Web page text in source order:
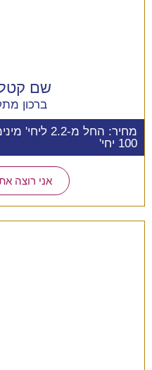
שם
ברכון
מחיר: החל מ-2.2 ליחי'
100 יחי'
אני רוצה